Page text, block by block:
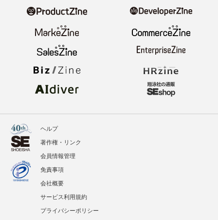
ヘルプ
著作権・リンク
会員情報管理
免責事項
会社概要
サービス利用規約
プライバシーポリシー